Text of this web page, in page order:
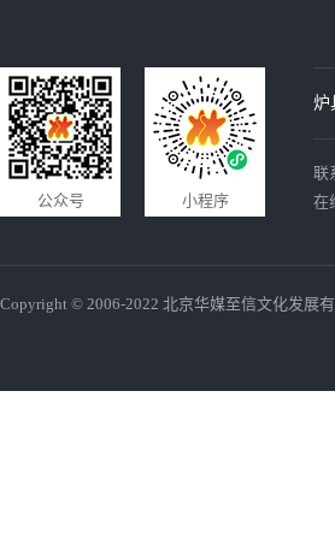
公众号 小程序
炉
联
在
Copyright © 2006-2022 北京华媒至信文化发展